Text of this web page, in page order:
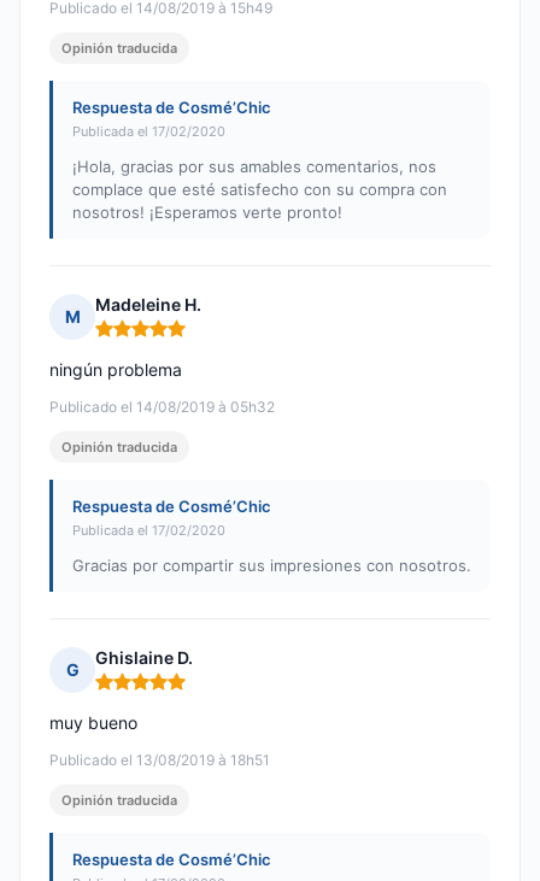
Publicado el 14/08/2019 à 15h49
Opinión traducida
Respuesta de Cosmé’Chic
Publicada el 17/02/2020
¡Hola, gracias por sus amables comentarios, nos
complace que esté satisfecho con su compra con
nosotros! ¡Esperamos verte pronto!
M
Madeleine H.
Nota: 5 de 5
Publicado el 14/08/2019 à 05h32
ningún problema
Opinión traducida
Respuesta de Cosmé’Chic
Publicada el 17/02/2020
Gracias por compartir sus impresiones con nosotros.
G
Ghislaine D.
Nota: 5 de 5
Publicado el 13/08/2019 à 18h51
muy bueno
Opinión traducida
Respuesta de Cosmé’Chic